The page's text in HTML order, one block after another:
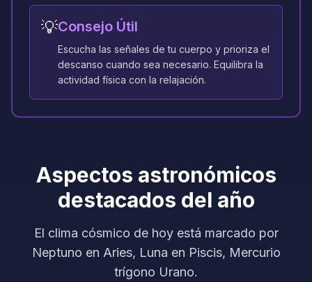
💡Consejo Útil
Escucha las señales de tu cuerpo y prioriza el
descanso cuando sea necesario. Equilibra la
actividad física con la relajación.
Aspectos astronómicos
destacados del año
El clima cósmico de hoy está marcado por
Neptuno en Aries, Luna en Piscis, Mercurio
trígono Urano.